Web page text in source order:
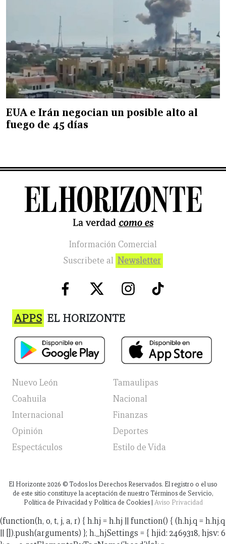
EUA e Irán negocian un posible alto al
fuego de 45 días
Información Comercial
Suscribete al Newsletter
APPS EL HORIZONTE
Nuevo León
Tamaulipas
Coahuila
Nacional
Internacional
Finanzas
Opinión
Deportes
Espectáculos
Estilo de Vida
El Horizonte 2026 © Todos los Derechos Reservados. El registro o el uso
de este sitio constituye la aceptación de nuestro Términos de Servicio,
Política de Privacidad y Política de Cookies | Aviso Privacidad
(function(h, o, t, j, a, r) { h.hj = h.hj || function() { (h.hj.q = h.hj.q
|| []).push(arguments) }; h._hjSettings = { hjid: 2469318, hjsv: 6